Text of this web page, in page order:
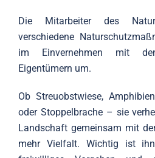
Die Mitarbeiter des
verschiedene
im Einvernehmen mit
Eigentümern um.
Ob Streuobstwiese,
oder Stoppelbrache – sie
Landschaft gemeinsam mit
mehr Vielfalt. Wichtig ist